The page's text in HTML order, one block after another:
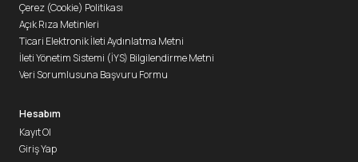
Çerez (Cookie) Politikası
Açık Rıza Metinleri
Ticari Elektronik İleti Aydınlatma Metni
İleti Yönetim Sistemi (İYS) Bilgilendirme Metni
Veri Sorumlusuna Başvuru Formu
Hesabım
Kayıt Ol
Giriş Yap